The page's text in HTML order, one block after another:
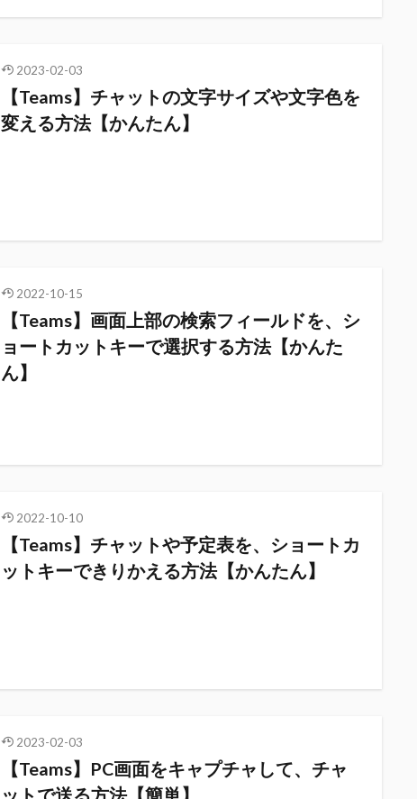
2023-02-03
【Teams】チャットの文字サイズや文字色を
変える方法【かんたん】
2022-10-15
【Teams】画面上部の検索フィールドを、シ
ョートカットキーで選択する方法【かんた
ん】
2022-10-10
【Teams】チャットや予定表を、ショートカ
ットキーできりかえる方法【かんたん】
2023-02-03
【Teams】PC画面をキャプチャして、チャ
ットで送る方法【簡単】